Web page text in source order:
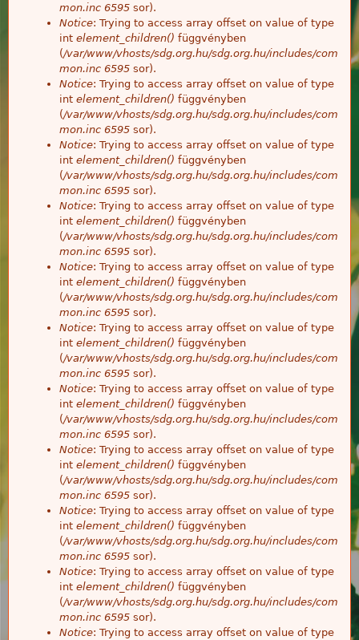
mon.inc 6595 sor).
Notice: Trying to access array offset on value of type
int element_children() függvényben
(/var/www/vhosts/sdg.org.hu/sdg.org.hu/includes/com
mon.inc 6595 sor).
Notice: Trying to access array offset on value of type
int element_children() függvényben
(/var/www/vhosts/sdg.org.hu/sdg.org.hu/includes/com
mon.inc 6595 sor).
Notice: Trying to access array offset on value of type
int element_children() függvényben
(/var/www/vhosts/sdg.org.hu/sdg.org.hu/includes/com
mon.inc 6595 sor).
Notice: Trying to access array offset on value of type
int element_children() függvényben
(/var/www/vhosts/sdg.org.hu/sdg.org.hu/includes/com
mon.inc 6595 sor).
Notice: Trying to access array offset on value of type
int element_children() függvényben
(/var/www/vhosts/sdg.org.hu/sdg.org.hu/includes/com
mon.inc 6595 sor).
Notice: Trying to access array offset on value of type
int element_children() függvényben
(/var/www/vhosts/sdg.org.hu/sdg.org.hu/includes/com
mon.inc 6595 sor).
Notice: Trying to access array offset on value of type
int element_children() függvényben
(/var/www/vhosts/sdg.org.hu/sdg.org.hu/includes/com
mon.inc 6595 sor).
Notice: Trying to access array offset on value of type
int element_children() függvényben
(/var/www/vhosts/sdg.org.hu/sdg.org.hu/includes/com
mon.inc 6595 sor).
Notice: Trying to access array offset on value of type
int element_children() függvényben
(/var/www/vhosts/sdg.org.hu/sdg.org.hu/includes/com
mon.inc 6595 sor).
Notice: Trying to access array offset on value of type
int element_children() függvényben
(/var/www/vhosts/sdg.org.hu/sdg.org.hu/includes/com
mon.inc 6595 sor).
Notice: Trying to access array offset on value of type